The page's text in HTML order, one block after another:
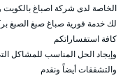
الخاصة لدى شركة اصباغ بالكويت
لك خدمة فورية صباغ صبغ الصبغ
كافة استفساراتكم
وإيجاد الحل المناسب للمشاكل
والتشققات أيضاً ونقدم